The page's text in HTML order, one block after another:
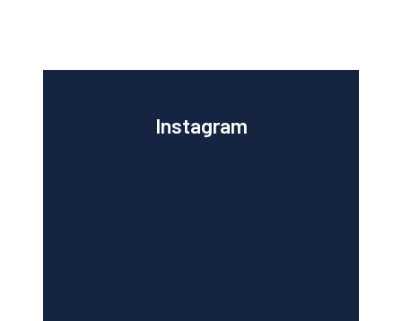
Instagram